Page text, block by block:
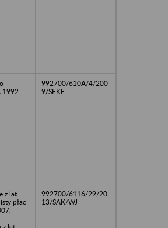
1992-
992700/610A/4/200
9/SEKE
z lat
płac
992700/6116/29/20
13/SAK/WJ